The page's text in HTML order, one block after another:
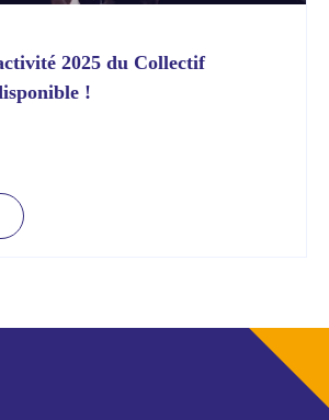
2025 du Collectif
!